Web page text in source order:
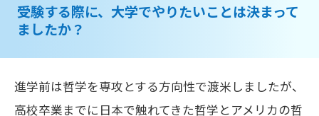
受験する際に、大学でやりたいことは決まって
ましたか？
進学前は哲学を専攻とする方向性で渡米しましたが、
高校卒業までに日本で触れてきた哲学とアメリカの哲